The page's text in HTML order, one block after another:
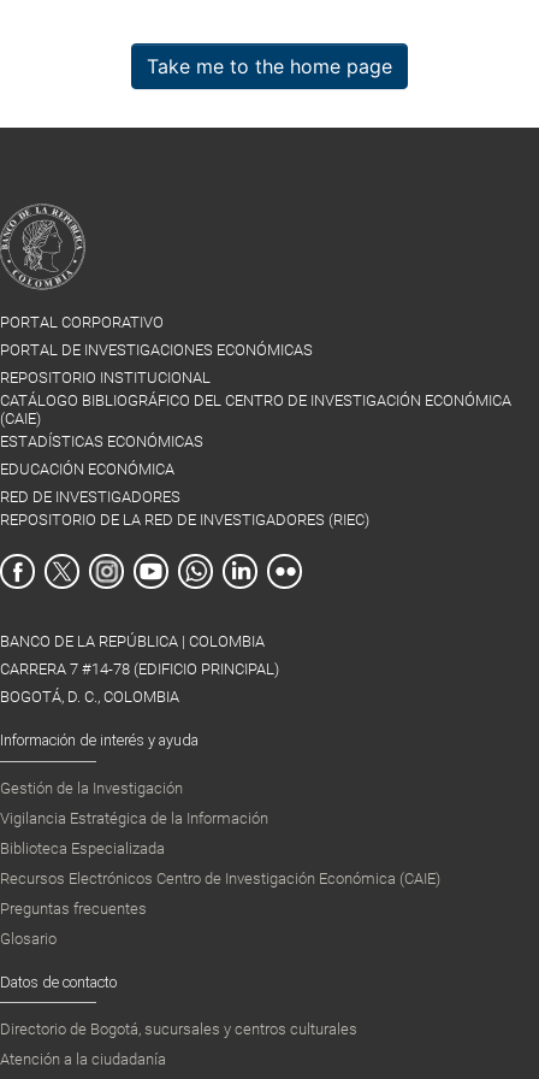
Take me to the home page
PORTAL CORPORATIVO
PORTAL DE INVESTIGACIONES ECONÓMICAS
REPOSITORIO INSTITUCIONAL
CATÁLOGO BIBLIOGRÁFICO DEL CENTRO DE INVESTIGACIÓN ECONÓMICA
(CAIE)
ESTADÍSTICAS ECONÓMICAS
EDUCACIÓN ECONÓMICA
RED DE INVESTIGADORES
REPOSITORIO DE LA RED DE INVESTIGADORES (RIEC)
BANCO DE LA REPÚBLICA | COLOMBIA
CARRERA 7 #14-78 (EDIFICIO PRINCIPAL)
BOGOTÁ, D. C., COLOMBIA
Información de interés y ayuda
Gestión de la Investigación
Vigilancia Estratégica de la Información
Biblioteca Especializada
Recursos Electrónicos Centro de Investigación Económica (CAIE)
Preguntas frecuentes
Glosario
Datos de contacto
Directorio de Bogotá, sucursales y centros culturales
Atención a la ciudadanía